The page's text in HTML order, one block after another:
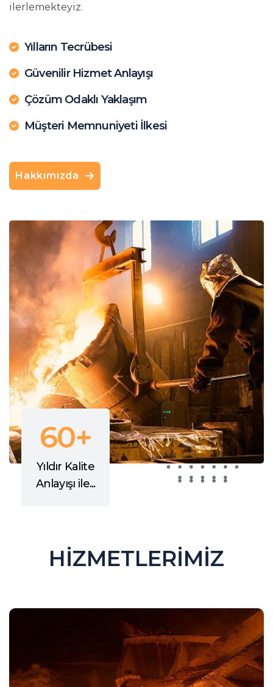
ilerlemekteyiz.
Yılların Tecrübesi
Güvenilir Hizmet Anlayışı
Çözüm Odaklı Yaklaşım
Müşteri Memnuniyeti İlkesi
Hakkımızda
60+
Yıldır Kalite
Anlayışı ile...
HİZMETLERİMİZ